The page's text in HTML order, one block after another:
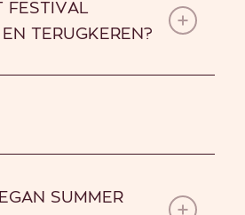
FESTIVAL
TERUGKEREN?
SUMMER